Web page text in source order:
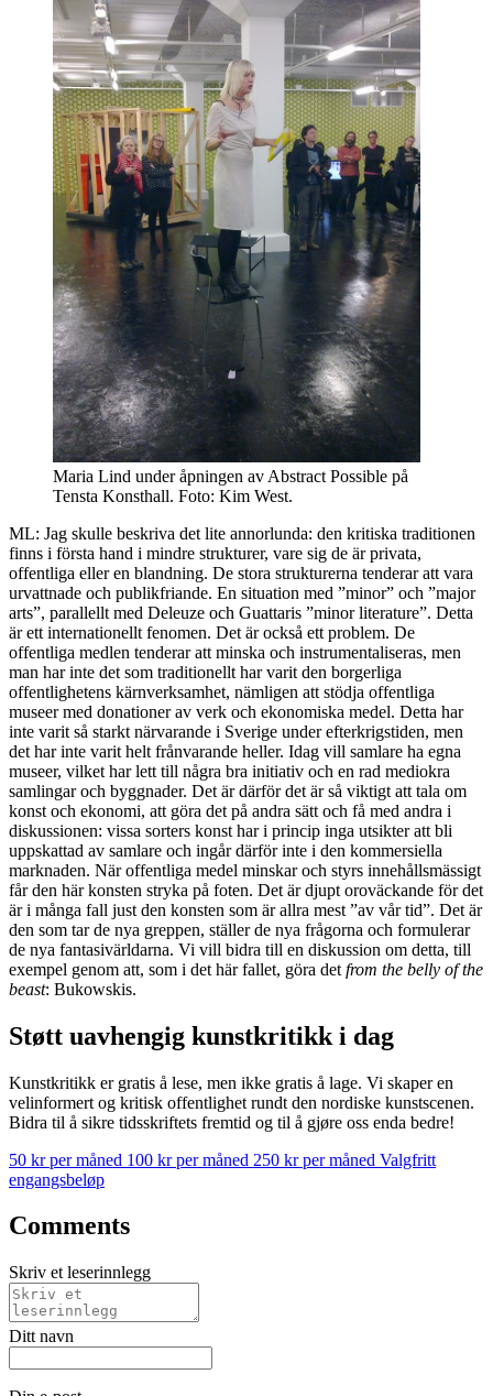
Maria Lind under åpningen av Abstract Possible på
Tensta Konsthall. Foto: Kim West.
ML: Jag skulle beskriva det lite annorlunda: den kritiska traditionen
finns i första hand i mindre strukturer, vare sig de är privata,
offentliga eller en blandning. De stora strukturerna tenderar att vara
urvattnade och publikfriande. En situation med ”minor” och ”major
arts”, parallellt med Deleuze och Guattaris ”minor literature”. Detta
är ett internationellt fenomen. Det är också ett problem. De
offentliga medlen tenderar att minska och instrumentaliseras, men
man har inte det som traditionellt har varit den borgerliga
offentlighetens kärnverksamhet, nämligen att stödja offentliga
museer med donationer av verk och ekonomiska medel. Detta har
inte varit så starkt närvarande i Sverige under efterkrigstiden, men
det har inte varit helt frånvarande heller. Idag vill samlare ha egna
museer, vilket har lett till några bra initiativ och en rad mediokra
samlingar och byggnader. Det är därför det är så viktigt att tala om
konst och ekonomi, att göra det på andra sätt och få med andra i
diskussionen: vissa sorters konst har i princip inga utsikter att bli
uppskattad av samlare och ingår därför inte i den kommersiella
marknaden. När offentliga medel minskar och styrs innehållsmässigt
får den här konsten stryka på foten. Det är djupt oroväckande för det
är i många fall just den konsten som är allra mest ”av vår tid”. Det är
den som tar de nya greppen, ställer de nya frågorna och formulerar
de nya fantasivärldarna. Vi vill bidra till en diskussion om detta, till
exempel genom att, som i det här fallet, göra det from the belly of the
beast: Bukowskis.
Støtt uavhengig kunstkritikk i dag
Kunstkritikk er gratis å lese, men ikke gratis å lage. Vi skaper en
velinformert og kritisk offentlighet rundt den nordiske kunstscenen.
Bidra til å sikre tidsskriftets fremtid og til å gjøre oss enda bedre!
50 kr per måned 100 kr per måned 250 kr per måned Valgfritt
engangsbeløp
Comments
Skriv et leserinnlegg
Ditt navn